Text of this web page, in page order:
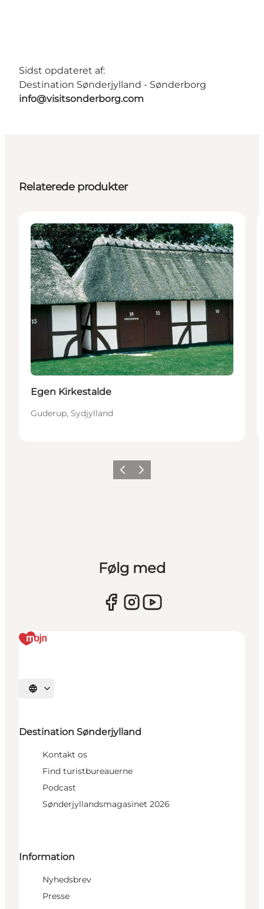
Sidst opdateret af:
Destination Sønderjylland - Sønderborg
info@visitsonderborg.com
Relaterede produkter
Attraktioner
Egen Kirkestalde
Guderup, Sydjylland
ForrigeNæste
Følg med
Vælg sprog
Destination Sønderjylland
Kontakt os
Find turistbureauerne
Podcast
Sønderjyllandsmagasinet 2026
Information
Nyhedsbrev
Presse